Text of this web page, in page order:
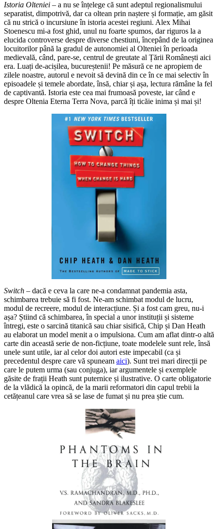
Istoria Olteniei – a nu se înțelege că sunt adeptul regionalismului
separatist, dimpotrivă, dar ca oltean prin naștere și formație, am găsit
că nu strică o incursiune în istoria acestei regiuni. Alex Mihai
Stoenescu mi-a fost ghid, unul nu foarte spumos, dar riguros la a
elucida controverse despre diverse chestiuni, începând de la originea
locuitorilor până la gradul de autonomiei al Olteniei în perioada
medievală, când, pare-se, centrul de greutate al Țării Românești aici
era. Luați de-acișilea, bucureștenii! Pe măsură ce ne apropiem de
zilele noastre, autorul e nevoit să devină din ce în ce mai selectiv în
episoadele și temele abordate, însă, chiar și așa, lectura rămâne la fel
de captivantă. Istoria este cea mai frumoasă poveste, iar când e
despre Oltenia Eterna Terra Nova, parcă îți ticăie inima și mai și!
Switch – dacă e ceva la care ne-a condamnat pandemia asta,
schimbarea trebuie să fi fost. Ne-am schimbat modul de lucru,
modul de recreere, modul de interacțiune. Și a fost cam greu, nu-i
așa? Știind că schimbarea, în special a unor instituții și sisteme
întregi, este o sarcină titanică sau chiar sisifică, Chip și Dan Heath
au elaborat un model menit a o impulsiona. Cum am aflat dintr-o altă
carte din această serie de non-ficțiune, toate modelele sunt rele, însă
unele sunt utile, iar al celor doi autori este impecabil (ca și
precedentul despre care vă spuneam aici). Sunt trei mari direcții pe
care le putem urma (sau conjuga), iar argumentele și exemplele
găsite de frații Heath sunt puternice și ilustrative. O carte obligatorie
de la vlădică la opincă, de la marii reformatori din capul trebii la
cetățeanul care vrea să se lase de fumat și nu prea știe cum.